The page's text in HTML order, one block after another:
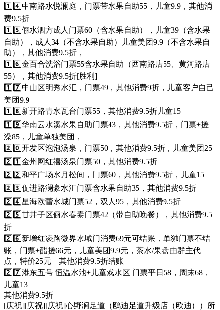
1️⃣4️⃣中南路水悦澜庭，门票带水果自助55，儿童9.9，其他消
费9.5折
1️⃣5️⃣俪水泗方成人门票60（含水果自助），儿童39（含水果
自助），成人34（不含水果自助）儿童美团9.9（不含水果自
助），其他消费9.5折，
1️⃣6️⃣金百合洗浴门票55含水果自助（西南路店55、黄河路店
55），其他消费9.5折[胜利]
1️⃣7️⃣中山区明秀水汇，门票49，其他消费9折，儿童客户自己
美团9.9
1️⃣8️⃣新开路青水瓦台门票55，其他消费9.5折儿童15
1️⃣9️⃣华南云水溪水果自助门票43，其他消费9.5折，门票+搓
澡85，儿童单独美团，
2️⃣0️⃣开发区泡泡汤泉，门票50，其他消费9.5折，儿童美团25
2️⃣1️⃣金州网红禧汤泉门票50，其他消费9.5折
2️⃣2️⃣和平广场水月松间，门票60，其他消费9.5折，儿童15
2️⃣3️⃣促进路澜豪水汇门票含水果自助35，其他消费9.5折
2️⃣4️⃣星海欧蕾水城门票52，双人95，其他消费9.5折
2️⃣5️⃣甘井子区俪水春泰门票42（带自助晚餐），其他消费9.5
折
2️⃣6️⃣新增红凌路微界水域门消费69元可结账，单独门票不结
账，门票+醋搓66元，儿童美团9.9元，茶水/果盘由群主代
点，特价25元，其他消费9.5折结账
2️⃣7️⃣港东五号 恒温水池+儿童戏水区 门票平日58，周末68，
儿童13
其他消费9.5折
[庆祝][庆祝][庆祝]心野涧足道（鸥迪足道升级店（欧迪））所